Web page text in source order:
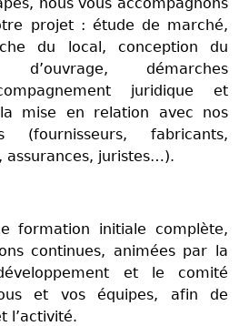
projet : étude de marché,
du local, conception du
démarches
juridique et
mise en relation avec nos
(fournisseurs, fabricants,
assurances, juristes…).
formation initiale complète,
continues, animées par la
et le comité
et vos équipes, afin de
l’activité.